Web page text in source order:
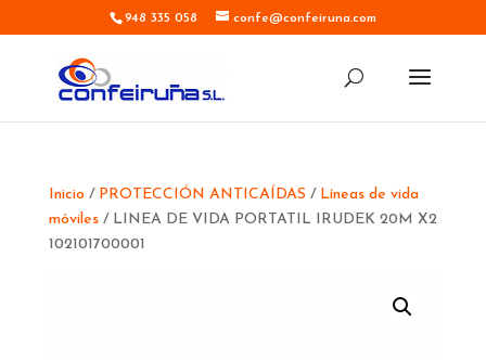
948 335 058 confe@confeiruna.com
Inicio / PROTECCIÓN ANTICAÍDAS / Líneas de vida
móviles/ LINEA DE VIDA PORTATIL IRUDEK 20M X2
102101700001